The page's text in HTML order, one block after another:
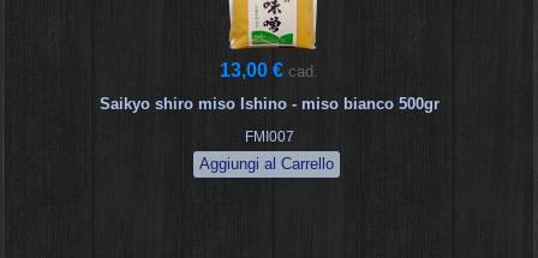
13,00 € cad.
Saikyo shiro miso Ishino - miso bianco 500gr
FMI007